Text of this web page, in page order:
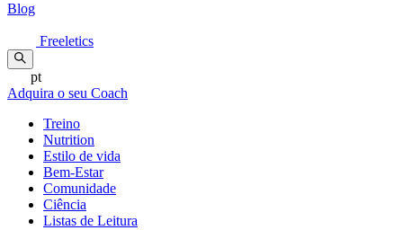
Blog
Freeletics
pt
Adquira o seu Coach
Treino
Nutrition
Estilo de vida
Bem-Estar
Comunidade
Ciência
Listas de Leitura